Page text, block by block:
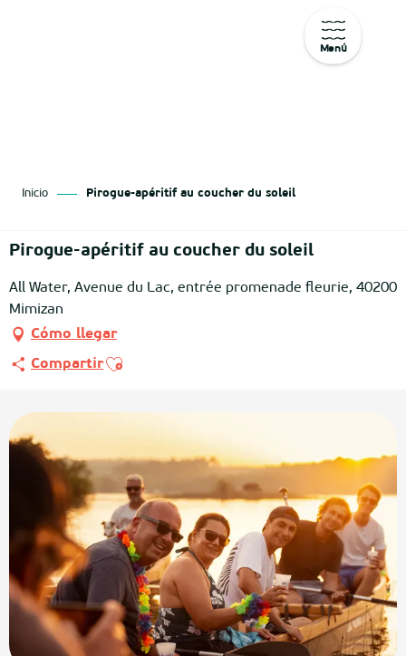
Menú
Inicio Pirogue-apéritif au coucher du soleil
Pirogue-apéritif au coucher du soleil
All Water, Avenue du Lac, entrée promenade fleurie, 40200
Mimizan
Cómo llegar
CompartirAjouter aux favoris